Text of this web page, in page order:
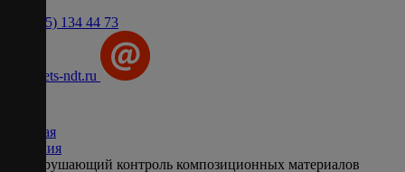
+7 (495) 134 44 73
info@ets-ndt.ru
Главная
Решения
Неразрушающий контроль композиционных материалов